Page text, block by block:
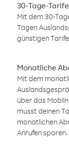
30-Tage-Tarife
Mit dem 30-
Tagen
günstigen
Monatliche
Mit dem
über das
musst deinen
monatlichen
Anrufen sparen.